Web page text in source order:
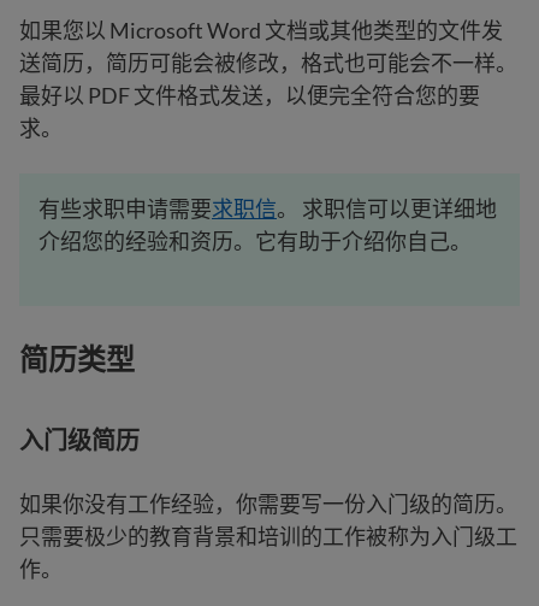
如果您以 Microsoft Word 文档或其他类型的文件发
送简历，简历可能会被修改，格式也可能会不一样。
最好以 PDF 文件格式发送，以便完全符合您的要
求。
有些求职申请需要求职信。 求职信可以更详细地
介绍您的经验和资历。它有助于介绍你自己。
简历类型
入门级简历
如果你没有工作经验，你需要写一份入门级的简历。
只需要极少的教育背景和培训的工作被称为入门级工
作。